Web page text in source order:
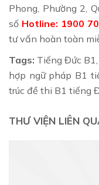
Phong, Phường 2,
số Hotline: 1900
tư vấn hoàn toàn
Tags: Tiếng Đức
hợp ngữ pháp B1
trúc đề thi B1 tiếng
THƯ VIỆN LIÊN